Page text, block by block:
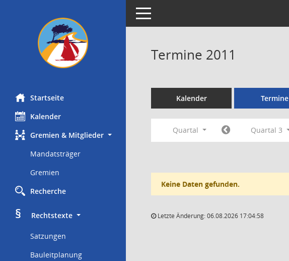
Startseite
Kalender
Gremien & Mitglieder
Mandatsträger
Gremien
Recherche
§
     Rechtstexte
Satzungen
Bauleitplanung
Toggle navigation
Termine 2011
Kalender Termine
Quartal Quartal 3
Keine Daten gefunden.
Letzte Änderung: 06.08.2026 17:04:58